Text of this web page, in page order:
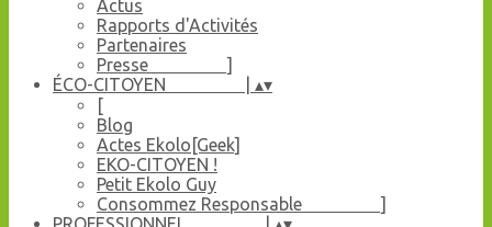
Actus
Rapports d'Activités
Partenaires
Presse ]
ÉCO-CITOYEN | ▴▾
[
Blog
Actes Ekolo[Geek]
EKO-CITOYEN !
Petit Ekolo Guy
Consommez Responsable ]